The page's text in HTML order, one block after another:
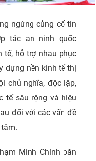
ngừng củng cố tin
tác an ninh quốc
tế, hỗ trợ nhau phục
dựng nền kinh tế thị
chủ nghĩa, độc lập,
tế sâu rộng và hiệu
đối với các vấn đề
Minh Chính băn